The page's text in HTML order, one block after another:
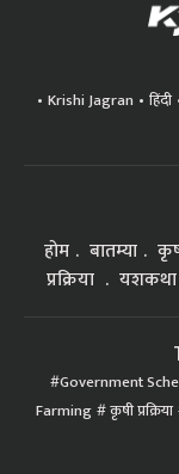
Krishi Jagran हिंदी
होम बातम्या
प्रक्रिया
यशकथा
Government
Farming कृषी प्रक्रिया